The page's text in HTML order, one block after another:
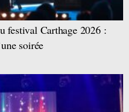
festival Carthage 2026 :
soirée